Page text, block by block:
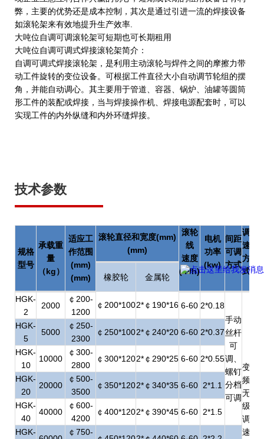
弊，主要的优势还是成本控制，其次是通过引进一流的焊接设备
如滚轮架来有效地提升生产效率.
大吨位自调可调滚轮架可短期也可长期租用
大吨位自调可调式焊接滚轮架简介：
自调可调式焊接滚轮架，是利用主动滚轮与焊件之间的摩擦力带
动工件旋转的变位设备。可根据工件直径大小自动调节轮组的摆
角，并能自动调心。其主要用于管道、容器、锅炉、油罐等圆筒
形工件的装配或焊接，当与焊接操作机、焊接电源配套时，可以
实现工件的内外纵缝和内外环缝焊接。
技术参数
规格
型号
承载重
量
（kg）
适应工
作范围
(mm)
(mm)
滚轮直径和宽度(mm)
(mm)
滚轮
线
速度
(m/h)
电机
功率
(kw)
间距
可调
方式
调
速
方
式
橡胶轮 金属轮
HGK-
2
2000
￠200-
1200
￠200*1002*￠190*16 6-60 2*0.18
手动
丝杆
可
调、
螺钉
分档
可调
变
频
无
级
调
速
HGK-
5
5000
￠250-
2300
￠250*1002*￠240*20 6-60 2*0.37
HGK-
10
10000
￠300-
2800
￠300*1202*￠290*25 6-60 2*0.55
HGK-
20
20000
￠500-
3500
￠350*1202*￠340*35 6-60 2*1.1
HGK-
40
40000
￠600-
4200
￠400*1202*￠390*45 6-60 2*1.5
HGK-
￠750-